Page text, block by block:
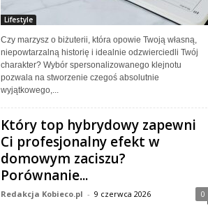
Lifestyle
Czy marzysz o biżuterii, która opowie Twoją własną,
niepowtarzalną historię i idealnie odzwierciedli Twój
charakter? Wybór spersonalizowanego klejnotu
pozwala na stworzenie czegoś absolutnie
wyjątkowego,...
Który top hybrydowy zapewni
Ci profesjonalny efekt w
domowym zaciszu?
Porównanie...
Redakcja Kobieco.pl - 9 czerwca 2026 0